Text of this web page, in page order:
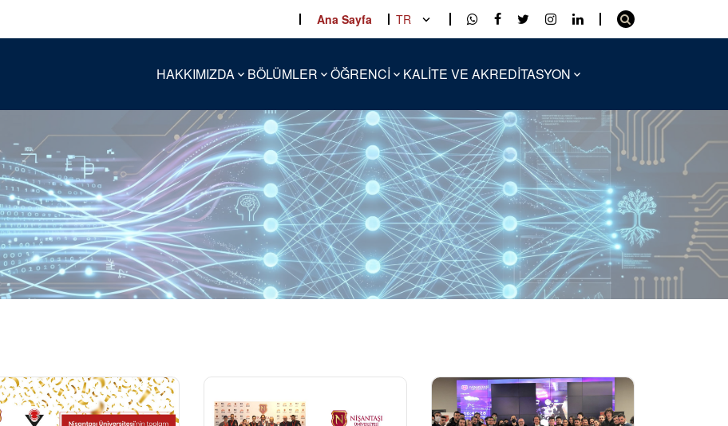
Ana Sayfa TR
HAKKIMIZDA BÖLÜMLER ÖĞRENCİ KALİTE VE AKREDİTASYON